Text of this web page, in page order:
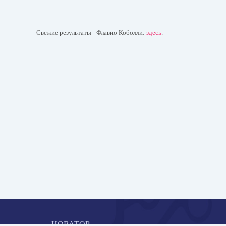
Свежие результаты - Флавио Коболли: здесь.
НОВАТОР